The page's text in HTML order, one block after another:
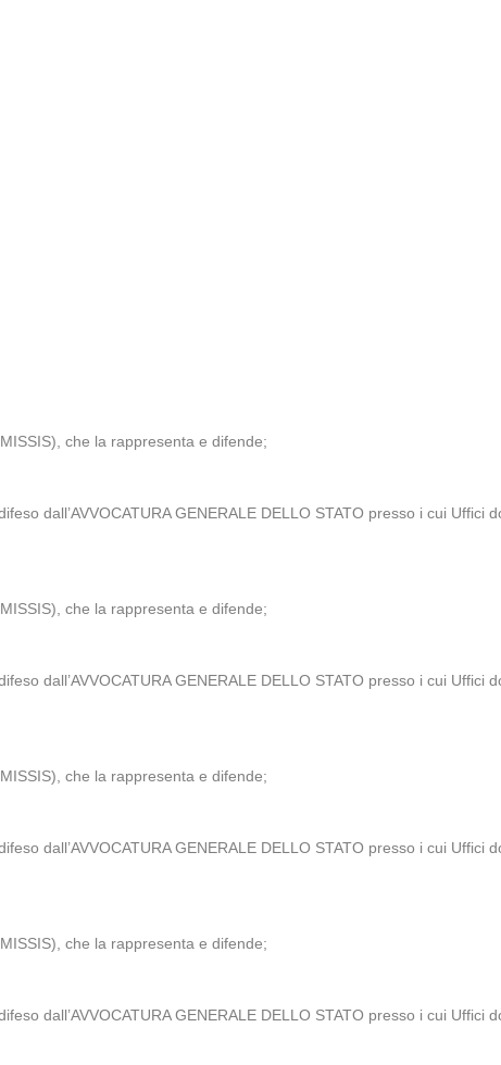
che la rappresenta e difende;
dall’AVVOCATURA GENERALE DELLO STATO presso i cui Uffici
che la rappresenta e difende;
dall’AVVOCATURA GENERALE DELLO STATO presso i cui Uffici
che la rappresenta e difende;
dall’AVVOCATURA GENERALE DELLO STATO presso i cui Uffici
che la rappresenta e difende;
dall’AVVOCATURA GENERALE DELLO STATO presso i cui Uffici